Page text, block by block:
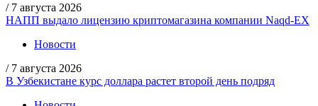
/ 7 августа 2026
НАПП выдало лицензию криптомагазина компании Naqd-EX
Новости
/ 7 августа 2026
В Узбекистане курс доллара растет второй день подряд